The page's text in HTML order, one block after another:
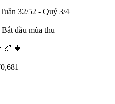
32/52 - Quý 3/4
đầu mùa thu
🍂 🍁